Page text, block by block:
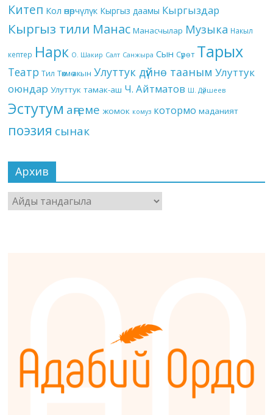
Китеп Кол өнөрчүлүк Кыргыз даамы Кыргыздар
Кыргыз тили Манас Манасчылар Музыка Накыл
кептер Нарк О. Шакир Салт Санжыра Сын Сүрөт Тарых
Театр Тил Төкмө акын Улуттук дүйнө тааным Улуттук
оюндар Улуттук тамак-аш Ч. Айтматов Ш. Дүйшеев
Эстутум аңгеме жомок комуз котормо маданият
поэзия сынак
Архив
Архив